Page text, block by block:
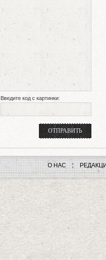
Введите код с картинки:
О НАС